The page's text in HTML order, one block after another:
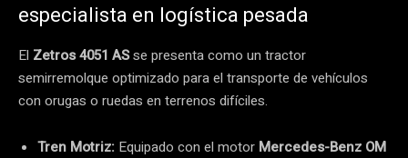
especialista en logística pesada
El Zetros 4051 ASse presenta como un tractor
semirremolque optimizado para el transporte de vehículos
con orugas o ruedas en terrenos difíciles.
Tren Motriz: Equipado con el motor Mercedes-Benz OM